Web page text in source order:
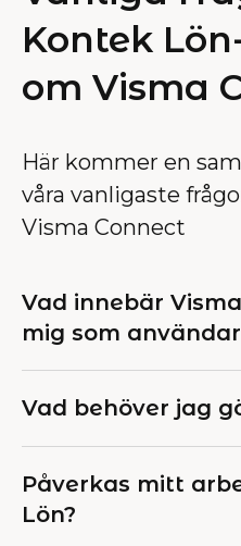
Kontek
om Visma
Här kommer en
våra vanligaste
Visma Connect
Vad innebär
mig som
Vad behöver jag
Påverkas mitt
Lön?